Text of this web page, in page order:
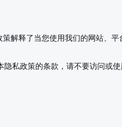
策解释了当您使用我们的网站、
私政策的条款，请不要访问或使